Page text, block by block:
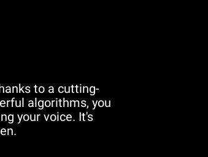
to a cutting-
algorithms, you
your voice. It's